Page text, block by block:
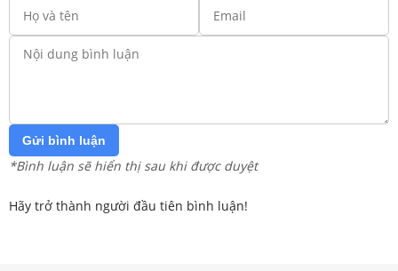
Gửi bình luận
*Bình luận sẽ hiển thị sau khi được duyệt
Hãy trở thành người đầu tiên bình luận!